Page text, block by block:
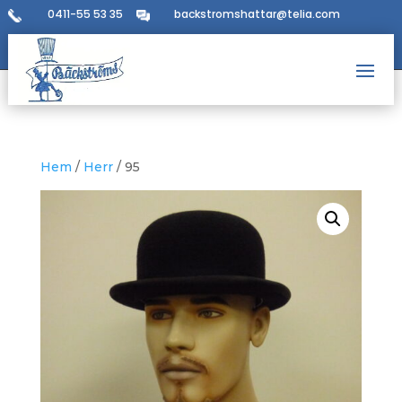
0411-55 53 35 backstromshattar@telia.com
Hem / Herr/ 95